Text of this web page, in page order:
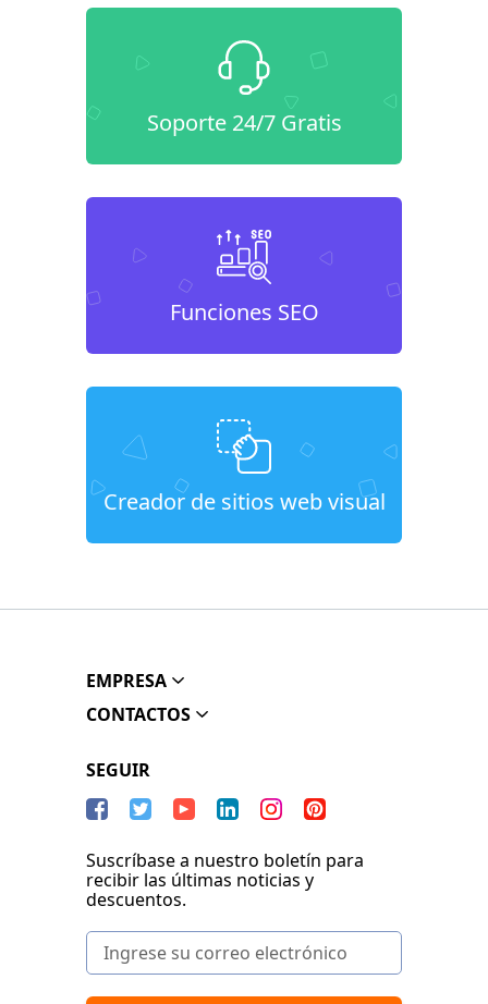
Soporte 24/7 Gratis
Funciones SEO
Creador de sitios web visual
EMPRESA
CONTACTOS
SEGUIR
Suscríbase a nuestro boletín para
recibir las últimas noticias y
descuentos.